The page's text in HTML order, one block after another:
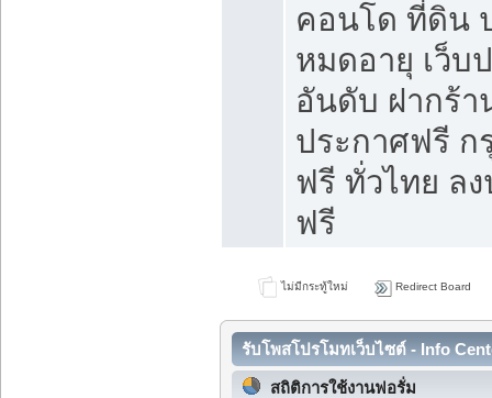
คอนโด ที่ดิน
หมดอายุ เว็บ
อันดับ ฝากร้า
ประกาศฟรี ก
ฟรี ทั่วไทย ล
ฟรี
ไม่มีกระทู้ใหม่ Redirect Board
รับโพสโปรโมทเว็บไซต์ - Info
สถิติการใช้งานฟอรั่ม